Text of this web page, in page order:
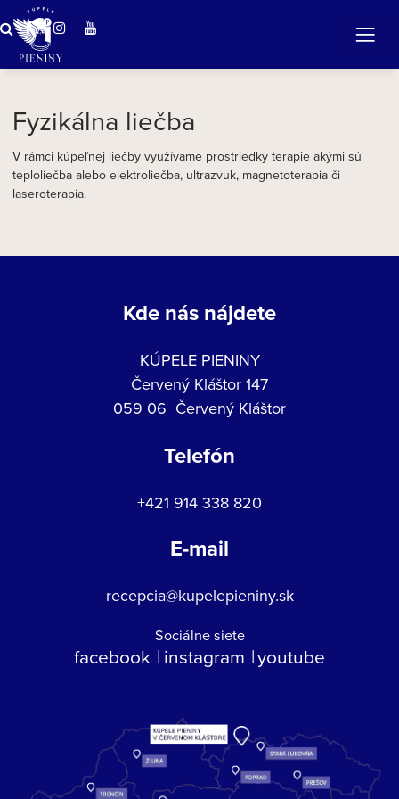
Fyzikálna liečba
V rámci kúpeľnej liečby využívame prostriedky terapie akými sú
teploliečba alebo elektroliečba, ultrazvuk, magnetoterapia či
laseroterapia.
Kde nás nájdete
KÚPELE PIENINY
Červený Kláštor 147
059 06 Červený Kláštor
Telefón
+421 914 338 820
E-mail
recepcia@kupelepieniny.sk
Sociálne siete
facebook instagram youtube